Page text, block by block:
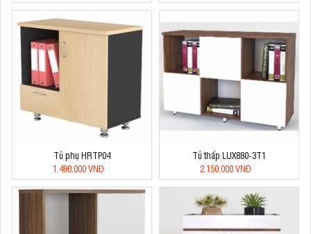
Tủ phụ HRTP04
1.490.000 VNĐ
Tủ thấp LUX880-3T1
2.150.000 VNĐ